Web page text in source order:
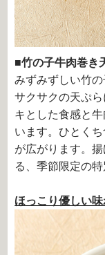
■竹の子牛肉巻き
みずみずしい竹
サクサクの天ぷ
キとした食感と
います。ひとく
が広がります。
る、季節限定の特
ほっこり優しい